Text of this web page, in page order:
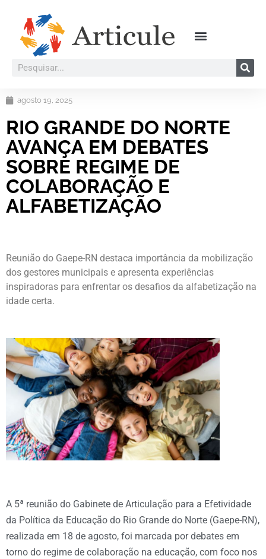
agosto 19, 2025
RIO GRANDE DO NORTE
AVANÇA EM DEBATES
SOBRE REGIME DE
COLABORAÇÃO E
ALFABETIZAÇÃO
Reunião do Gaepe-RN destaca importância da mobilização
dos gestores municipais e apresenta experiências
inspiradoras para enfrentar os desafios da alfabetização na
idade certa.
A 5ª reunião do Gabinete de Articulação para a Efetividade
da Política da Educação do Rio Grande do Norte (Gaepe-RN),
realizada em 18 de agosto, foi marcada por debates em
torno do regime de colaboração na educação, com foco nos